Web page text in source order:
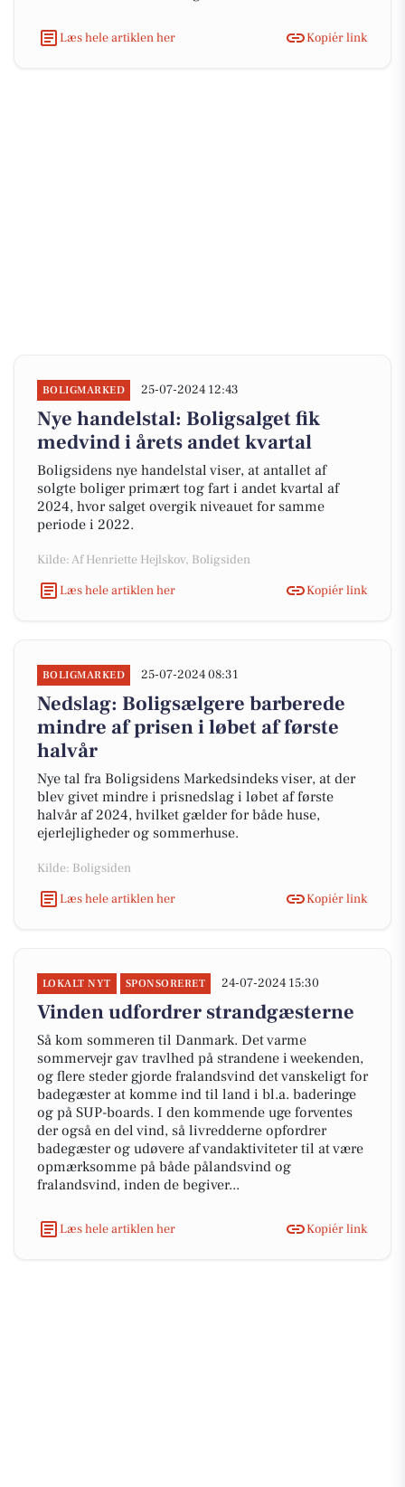
Læs hele artiklen her Kopiér link
BOLIGMARKED 25-07-2024 12:43
Nye handelstal: Boligsalget fik
medvind i årets andet kvartal
Boligsidens nye handelstal viser, at antallet af
solgte boliger primært tog fart i andet kvartal af
2024, hvor salget overgik niveauet for samme
periode i 2022.
Kilde: Af Henriette Hejlskov, Boligsiden
Læs hele artiklen her
Kopiér link
BOLIGMARKED 25-07-2024 08:31
Nedslag: Boligsælgere barberede
mindre af prisen i løbet af første
halvår
Nye tal fra Boligsidens Markedsindeks viser, at der
blev givet mindre i prisnedslag i løbet af første
halvår af 2024, hvilket gælder for både huse,
ejerlejligheder og sommerhuse.
Kilde: Boligsiden
Læs hele artiklen her
Kopiér link
LOKALT NYT SPONSORERET 24-07-2024 15:30
Vinden udfordrer strandgæsterne
Så kom sommeren til Danmark. Det varme
sommervejr gav travlhed på strandene i weekenden,
og flere steder gjorde fralandsvind det vanskeligt for
badegæster at komme ind til land i bl.a. baderinge
og på SUP-boards. I den kommende uge forventes
der også en del vind, så livredderne opfordrer
badegæster og udøvere af vandaktiviteter til at være
opmærksomme på både pålandsvind og
fralandsvind, inden de begiver...
Læs hele artiklen her Kopiér link